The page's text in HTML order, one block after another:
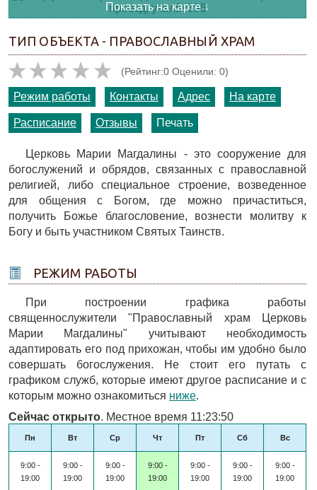
Показать на карте ↓
ТИП ОБЪЕКТА - ПРАВОСЛАВНЫЙ ХРАМ
(Рейтинг:0 Оценили: 0)
Режим работы Контакты Адрес На карте
Расписание Отзывы Печать
Церковь Марии Магдалины - это сооружение для
богослужений и обрядов, связанных с православной
религией, либо специальное строение, возведенное
для общения с Богом, где можно причаститься,
получить Божье благословение, вознести молитву к
Богу и быть участником Святых Таинств.
РЕЖИМ РАБОТЫ
При построении графика работы
священнослужители "Православный храм Церковь
Марии Магдалины" учитывают необходимость
адаптировать его под прихожан, чтобы им удобно было
совершать богослужения. Не стоит его путать с
графиком служб, которые имеют другое расписание и с
которым можно ознакомиться ниже.
Сейчас открыто. Местное время 11:23:50
Пн Вт Ср Чт Пт Сб Вс
9:00 -
19:00
9:00 -
19:00
9:00 -
19:00
9:00 -
19:00
9:00 -
19:00
9:00 -
19:00
9:00 -
19:00